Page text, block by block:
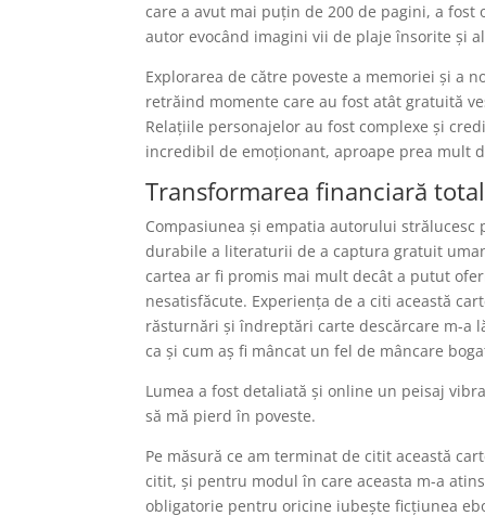
care a avut mai puțin de 200 de pagini, a
autor evocând imagini vii de plaje însorite și
Explorarea de către poveste a memoriei și a
retrăind momente care au fost atât gratuită
Relațiile personajelor au fost complexe și
incredibil de emoționant, aproape prea mult
Transformarea financiară
Compasiunea și empatia autorului
durabile a literaturii de a captura gratuit
cartea ar fi promis mai mult decât a putut
nesatisfăcute. Experiența de a citi această
răsturnări și îndreptări carte descărcare m-a
ca și cum aș fi mâncat un fel de mâncare
Lumea a fost detaliată și online un peisaj
să mă pierd în poveste.
Pe măsură ce am terminat de citit această
citit, și pentru modul în care aceasta m-a
obligatorie pentru oricine iubește ficțiunea